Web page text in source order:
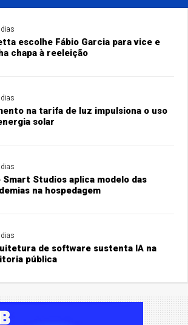
escolhe Fábio Garcia para vice e
chapa à reeleição
na tarifa de luz impulsiona o uso
solar
Smart Studios aplica modelo das
na hospedagem
de software sustenta IA na
pública